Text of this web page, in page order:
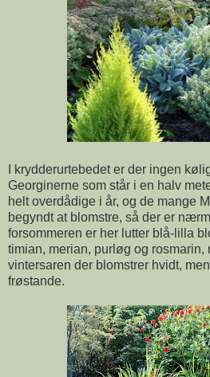
I krydderurtebedet er der ingen
Georginerne som står i en halv
helt overdådige i år, og de mange
begyndt at blomstre, så der er
forsommeren er her lutter blå-lilla
timian, merian, purløg og rosmarin,
vintersaren der blomstrer hvidt,
frøstande.